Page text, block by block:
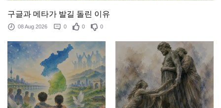
구글과 메타가 발길 돌린 이유
08 Aug 2026 0 0 0